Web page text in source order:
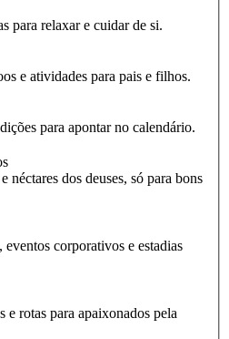
para relaxar e cuidar de si.
e atividades para pais e filhos.
para apontar no calendário.
néctares dos deuses, só para bons
eventos corporativos e estadias
e rotas para apaixonados pela